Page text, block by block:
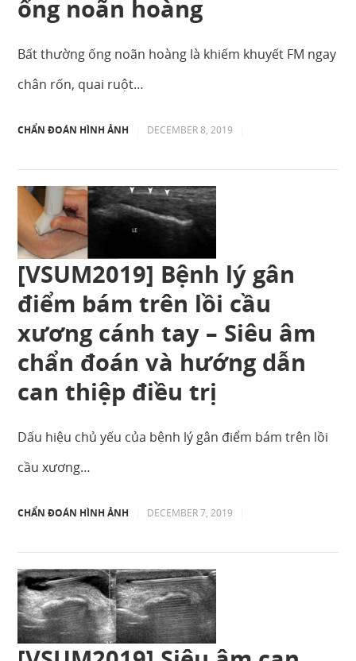
ống noãn hoàng
Bất thường ống noãn hoàng là khiếm khuyết FM ngay
chân rốn, quai ruột…
CHẨN ĐOÁN HÌNH ẢNH DECEMBER 8, 2019
[VSUM2019] Bệnh lý gân
điểm bám trên lồi cầu
xương cánh tay – Siêu âm
chẩn đoán và hướng dẫn
can thiệp điều trị
Dấu hiệu chủ yếu của bệnh lý gân điểm bám trên lồi
cầu xương…
CHẨN ĐOÁN HÌNH ẢNH DECEMBER 7, 2019